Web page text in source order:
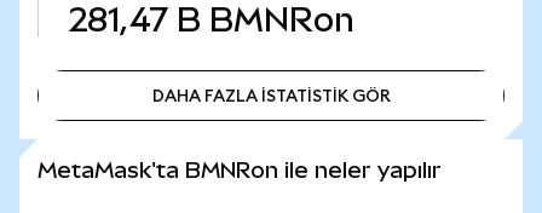
281,47 B BMNRon
DAHA FAZLA İSTATİSTİK GÖR
MetaMask'ta BMNRon ile neler yapılır